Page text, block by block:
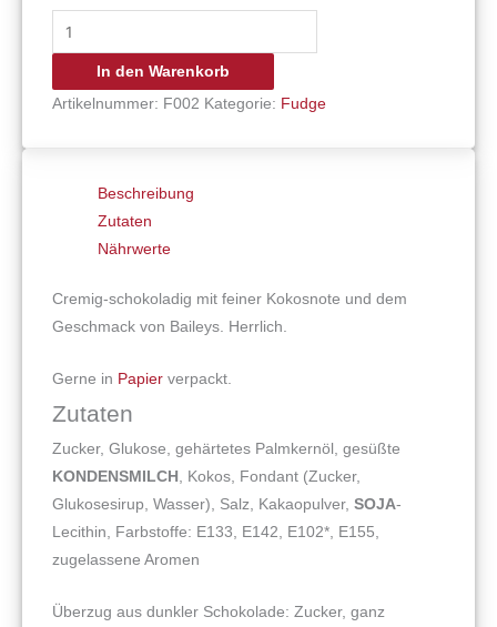
In den Warenkorb
Artikelnummer: F002 Kategorie: Fudge
Beschreibung
Zutaten
Nährwerte
Cremig-schokoladig mit feiner Kokosnote und dem
Geschmack von Baileys. Herrlich.
Gerne in Papier verpackt.
Zutaten
Zucker, Glukose, gehärtetes Palmkernöl, gesüßte
KONDENSMILCH
, Kokos, Fondant (Zucker,
Glukosesirup, Wasser), Salz, Kakaopulver,SOJA-
Lecithin, Farbstoffe: E133, E142, E102*, E155,
zugelassene Aromen
Überzug aus dunkler Schokolade: Zucker, ganz